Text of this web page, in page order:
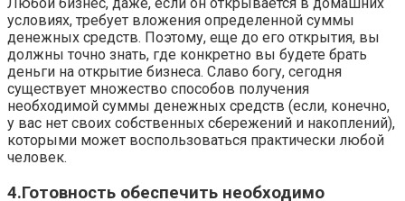
Любой бизнес, даже, если он открывается в домашних
условиях, требует вложения определенной суммы
денежных средств. Поэтому, еще до его открытия, вы
должны точно знать, где конкретно вы будете брать
деньги на открытие бизнеса. Славо богу, сегодня
существует множество способов получения
необходимой суммы денежных средств (если, конечно,
у вас нет своих собственных сбережений и накоплений),
которыми может воспользоваться практически любой
человек.
4.Готовность обеспечить необходимо